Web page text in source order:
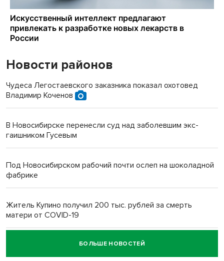
Новости районов
Чудеса Легостаевского заказника показал охотовед
Владимир Коченов
В Новосибирске перенесли суд над заболевшим экс-
гаишником Гусевым
Под Новосибирском рабочий почти ослеп на шоколадной
фабрике
Житель Купино получил 200 тыс. рублей за смерть
матери от COVID-19
Новосибирский суд наказал водителя за смерть
пенсионерки на вокзале
БОЛЬШЕ НОВОСТЕЙ